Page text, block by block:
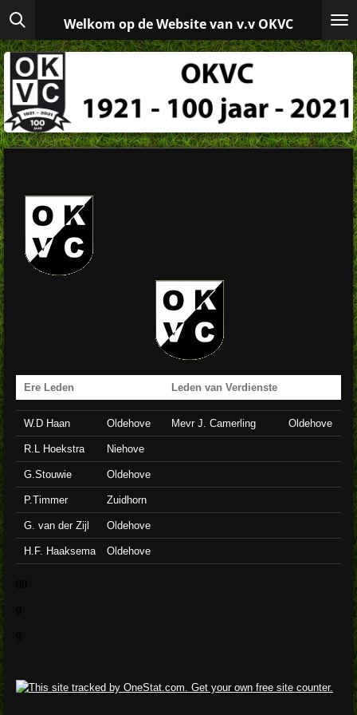
Ga
direct
naar
de
hoofdinhoud
Welkom op de Website van v.v OKVC
Ere Leden Leden van Verdienste
W.D Haan Oldehove Mevr J. Camerling Oldehove
R.L Hoekstra Niehove
G.Stouwie Oldehove
P.Timmer Zuidhorn
G. van der Zijl Oldehove
H.F. Haaksema Oldehove